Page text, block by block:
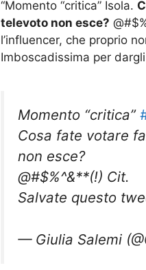
“Momento “critica” Isola.
televoto non esce?
l’influencer, che proprio
Imboscadissima per
Momento “critica”
Cosa fate votare
non esce?
@#$%^&**(!) Cit.
Salvate questo
— Giulia Salemi